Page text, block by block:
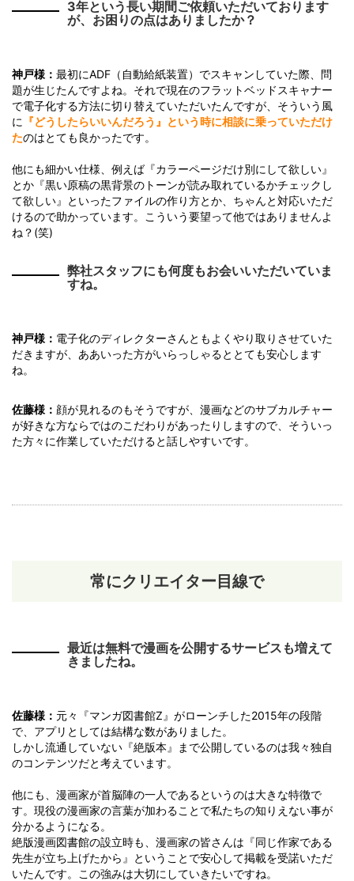
3年という長い期間ご依頼いただいております
が、お困りの点はありましたか？
神戸様： 最初にADF（自動給紙装置）でスキャンしていた際、問
題が生じたんですよね。それで現在のフラットベッドスキャナー
で電子化する方法に切り替えていただいたんですが、そういう風
に 『どうしたらいいんだろう』という時に相談に乗っていただけ
たのはとても良かったです。
他にも細かい仕様、例えば『カラーページだけ別にして欲しい』
とか『黒い原稿の黒背景のトーンが読み取れているかチェックし
て欲しい』といったファイルの作り方とか、ちゃんと対応いただ
けるので助かっています。こういう要望って他ではありませんよ
ね？(笑)
弊社スタッフにも何度もお会いいただいていま
すね。
神戸様： 電子化のディレクターさんともよくやり取りさせていた
だきますが、ああいった方がいらっしゃるととても安心します
ね。
佐藤様： 顔が見れるのもそうですが、漫画などのサブカルチャー
が好きな方ならではのこだわりがあったりしますので、そういっ
た方々に作業していただけると話しやすいです。
常にクリエイター目線で
最近は無料で漫画を公開するサービスも増えて
きましたね。
佐藤様： 元々『マンガ図書館Z』がローンチした2015年の段階
で、アプリとしては結構な数がありました。
しかし流通していない『絶版本』まで公開しているのは我々独自
のコンテンツだと考えています。
他にも、漫画家が首脳陣の一人であるというのは大きな特徴で
す。現役の漫画家の言葉が加わることで私たちの知りえない事が
分かるようになる。
絶版漫画図書館の設立時も、漫画家の皆さんは『同じ作家である
先生が立ち上げたから』ということで安心して掲載を受諾いただ
いたんです。この強みは大切にしていきたいですね。